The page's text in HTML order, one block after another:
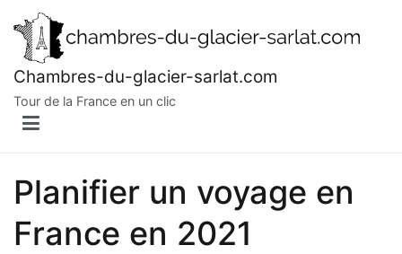
content
Chambres-du-glacier-sarlat.com
Tour de la France en un clic
Planifier un voyage en
France en 2021